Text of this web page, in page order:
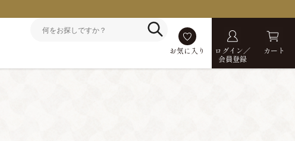
お気に入り
ログイン／
会員登録
カート